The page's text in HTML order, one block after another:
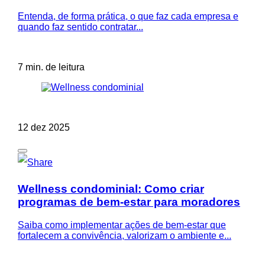
Entenda, de forma prática, o que faz cada empresa e
quando faz sentido contratar...
7 min. de leitura
12 dez 2025
Wellness condominial: Como criar
programas de bem-estar para moradores
Saiba como implementar ações de bem-estar que
fortalecem a convivência, valorizam o ambiente e...